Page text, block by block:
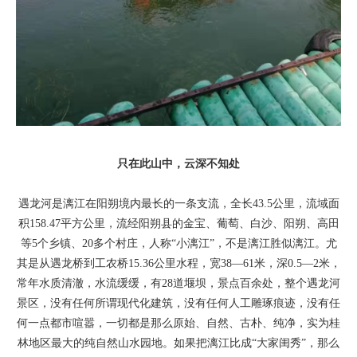
只在此山中，云深不知处
遇龙河是漓江在阳朔境内最长的一条支流，全长43.5公里，流域面
积158.47平方公里，流经阳朔县的金宝、葡萄、白沙、阳朔、高田
等5个乡镇、20多个村庄，人称“小漓江”，不是漓江胜似漓江。尤
其是从遇龙桥到工农桥15.36公里水程，宽38—61米，深0.5—2米，
常年水质清澈，水流缓缓，有28道堰坝，景点百余处，整个遇龙河
景区，没有任何所谓现代化建筑，没有任何人工雕琢痕迹，没有任
何一点都市喧嚣，一切都是那么原始、自然、古朴、纯净，实为桂
林地区最大的纯自然山水园地。如果把漓江比成“大家闺秀”，那么